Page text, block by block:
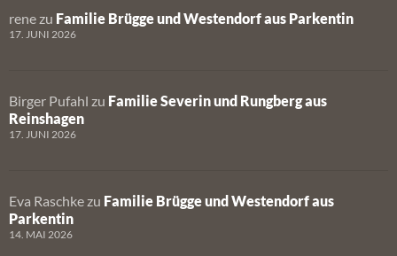
rene zu Familie Brügge und Westendorf aus Parkentin
17. JUNI 2026
Birger Pufahl zu Familie Severin und Rungberg aus
Reinshagen
17. JUNI 2026
Eva Raschke zu Familie Brügge und Westendorf aus
Parkentin
14. MAI 2026